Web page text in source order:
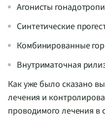
Агонисты
Синтетические
Комбинированные
Внутриматочная
Как уже было сказано
лечения и
проводимого лечения